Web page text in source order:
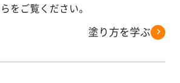
らをご覧ください。
塗り方を学ぶ